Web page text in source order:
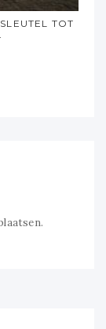
TOT